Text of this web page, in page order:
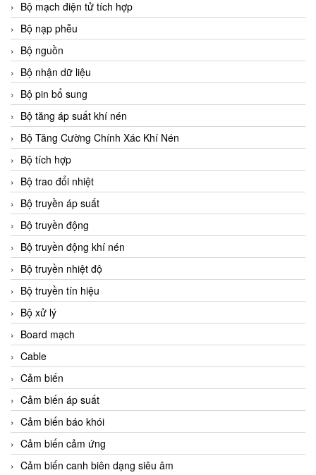
Bộ mạch điện tử tích hợp
Bộ nạp phễu
Bộ nguồn
Bộ nhận dữ liệu
Bộ pin bổ sung
Bộ tăng áp suất khí nén
Bộ Tăng Cường Chính Xác Khí Nén
Bộ tích hợp
Bộ trao đổi nhiệt
Bộ truyền áp suất
Bộ truyền động
Bộ truyền động khí nén
Bộ truyền nhiệt độ
Bộ truyền tín hiệu
Bộ xử lý
Board mạch
Cable
Cảm biến
Cảm biến áp suất
Cảm biến báo khói
Cảm biến cảm ứng
Cảm biến canh biên dạng siêu âm